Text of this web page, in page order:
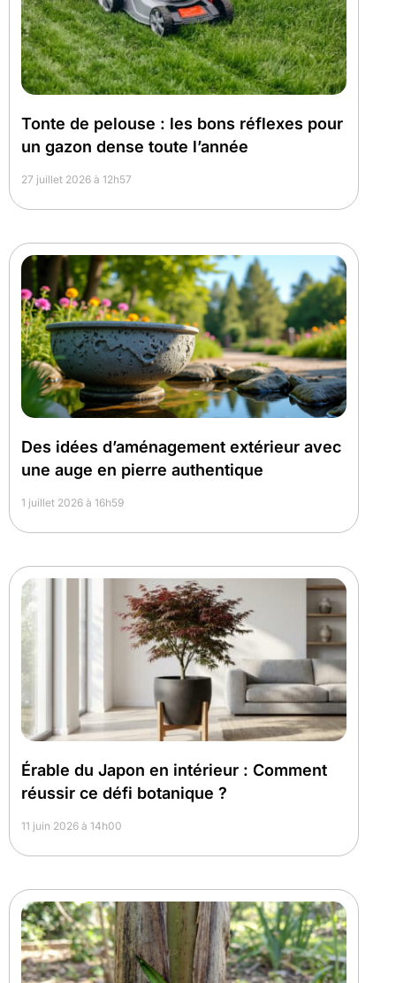
Tonte de pelouse : les bons réflexes pour
un gazon dense toute l’année
27 juillet 2026 à 12h57
Des idées d’aménagement extérieur avec
une auge en pierre authentique
1 juillet 2026 à 16h59
Érable du Japon en intérieur : Comment
réussir ce défi botanique ?
11 juin 2026 à 14h00